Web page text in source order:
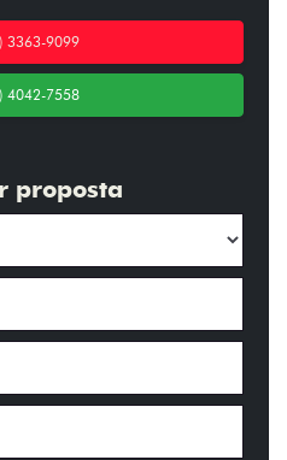
3363-9099
4042-7558
proposta